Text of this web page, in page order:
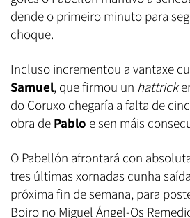
dende o primeiro minuto para
choque.
Incluso incrementou a vantaxe
Samuel, que firmou un hattrick
do Coruxo chegaría a falta de
obra de Pablo e sen máis
O Pabellón afrontará con
tres últimas xornadas cunha
próxima fin de semana, para
Boiro no Miguel Ángel-Os